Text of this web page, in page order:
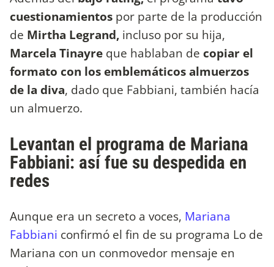
cuestionamientos por parte de la producción
de Mirtha Legrand, incluso por su hija,
Marcela Tinayre que hablaban de copiar el
formato con los emblemáticos almuerzos
de la diva, dado que Fabbiani, también hacía
un almuerzo.
Levantan el programa de Mariana
Fabbiani: así fue su despedida en
redes
Aunque era un secreto a voces, Mariana
Fabbiani confirmó el fin de su programa Lo de
Mariana con un conmovedor mensaje en